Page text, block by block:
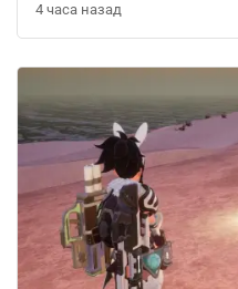
4 часа назад